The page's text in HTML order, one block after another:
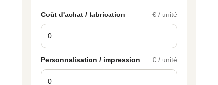
Coût d'achat / fabrication € / unité
Personnalisation / impression € / unité